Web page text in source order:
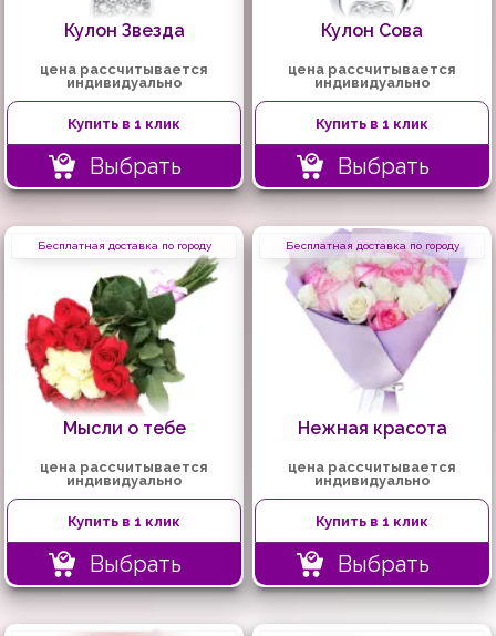
Кулон Звезда
цена рассчитывается
индивидуально
Купить в 1 клик
Выбрать
Кулон Сова
цена рассчитывается
индивидуально
Купить в 1 клик
Выбрать
Бесплатная доставка по городу
Мысли о тебе
цена рассчитывается
индивидуально
Купить в 1 клик
Выбрать
Бесплатная доставка по городу
Нежная красота
цена рассчитывается
индивидуально
Купить в 1 клик
Выбрать